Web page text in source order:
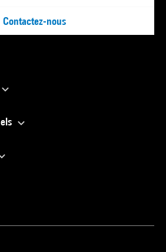
Contactez-nous